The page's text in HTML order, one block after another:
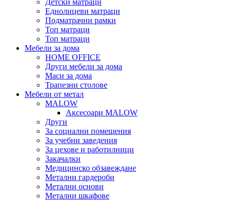
Детски матраци
Еднолицеви матраци
Подматрачни рамки
Топ матраци
Топ матраци
Мебели за дома
HOME OFFICE
Други мебели за дома
Маси за дома
Трапезни столове
Мебели от метал
MALOW
Аксесоари MALOW
Други
За социални помещения
За учебни заведения
За цехове и работилници
Закачалки
Медицинско обзавеждане
Метални гардероби
Метални основи
Метални шкафове